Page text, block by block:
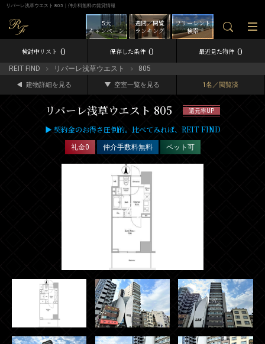
リバーレ浅草ウエスト 805｜仲介料無料の賃貸情報
フリーレント
検索
週間／閲覧
ランキング
5大
キャンペーン
検討中リスト 0 保存した条件 0 最近見た物件 0
REIT FIND リバーレ浅草ウエスト 805
建物詳細を見る 空室一覧を見る 1名／閲覧済
リバーレ浅草ウエスト 805 還元率UP
▶ 契約金のお得さ圧倒的。比べてみれば、REIT FIND
礼金0 仲介手数料無料 ペット可